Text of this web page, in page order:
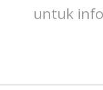
untuk